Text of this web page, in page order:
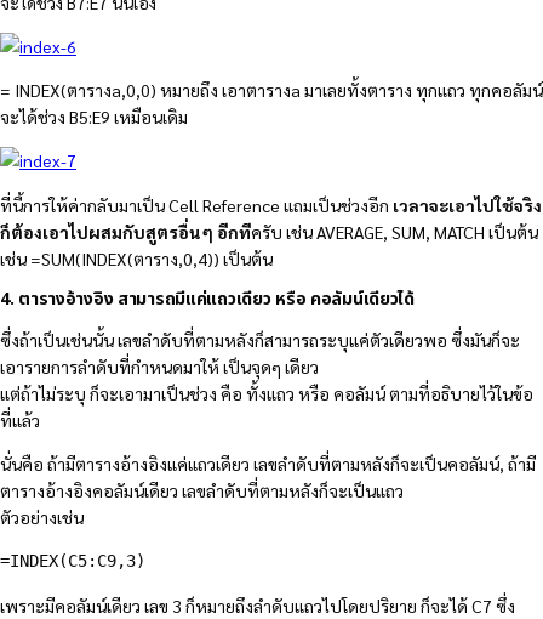
= INDEX(ตารางa,0,0) หมายถึง เอาตารางa มาเลยทั้งตาราง ทุกแถว ทุกคอลัมน์
จะได้ช่วง B5:E9 เหมือนเดิม
ที่นี้การให้ค่ากลับมาเป็น Cell Reference แถมเป็นช่วงอีก เวลาจะเอาไปใช้จริง
ก็ต้องเอาไปผสมกับสูตรอื่นๆ อีกทีครับ เช่น AVERAGE, SUM, MATCH เป็นต้น
เช่น =SUM(INDEX(ตาราง,0,4)) เป็นต้น
4. ตารางอ้างอิง สามารถมีแค่แถวเดียว หรือ คอลัมน์เดียวได้
ซึ่งถ้าเป็นเช่นนั้น เลขลำดับที่ตามหลังก็สามารถระบุแค่ตัวเดียวพอ ซึ่งมันก็จะ
เอารายการลำดับที่กำหนดมาให้ เป็นจุดๆ เดียว
แต่ถ้าไม่ระบุ ก็จะเอามาเป็นช่วง คือ ทั้งแถว หรือ คอลัมน์ ตามที่อธิบายไว้ในข้อ
ที่แล้ว
นั่นคือ ถ้ามีตารางอ้างอิงแค่แถวเดียว เลขลำดับที่ตามหลังก็จะเป็นคอลัมน์, ถ้ามี
ตารางอ้างอิงคอลัมน์เดียว เลขลำดับที่ตามหลังก็จะเป็นแถว
ตัวอย่างเช่น
=INDEX(C5:C9,3)
เพราะมีคอลัมน์เดียว เลข 3 ก็หมายถึงลำดับแถวไปโดยปริยาย ก็จะได้ C7 ซึ่ง